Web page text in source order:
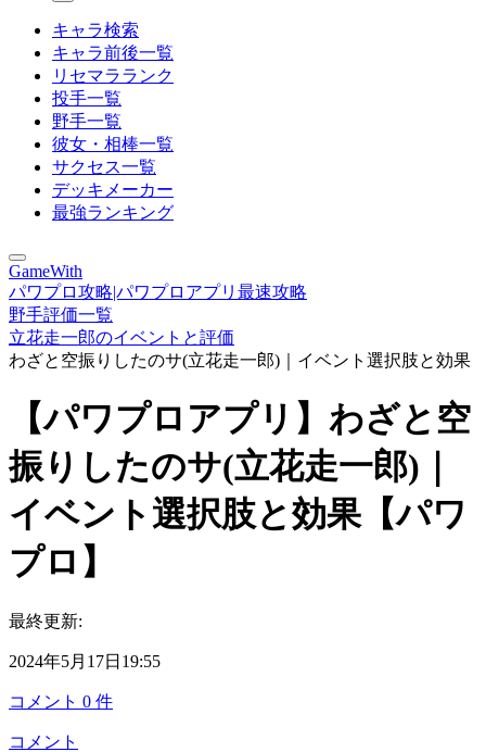
キャラ検索
キャラ前後一覧
リセマラランク
投手一覧
野手一覧
彼女・相棒一覧
サクセス一覧
デッキメーカー
最強ランキング
GameWith
パワプロ攻略|パワプロアプリ最速攻略
野手評価一覧
立花走一郎のイベントと評価
わざと空振りしたのサ(立花走一郎)｜イベント選択肢と効果
【パワプロアプリ】わざと空
振りしたのサ(立花走一郎)｜
イベント選択肢と効果【パワ
プロ】
最終更新:
2024年5月17日19:55
コメント 0 件
コメント